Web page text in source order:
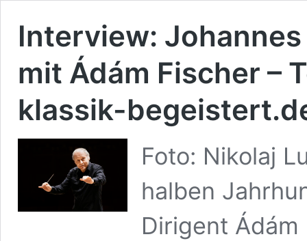
Interview:
mit Ádám Fischer –
klassik-
Foto: Nikolaj
halben
Dirigent